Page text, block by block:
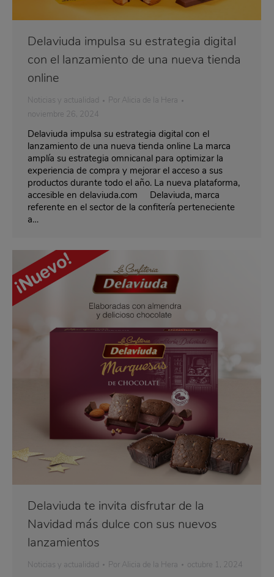
Delaviuda impulsa su estrategia digital
con el lanzamiento de una nueva tienda
online
Noticias y actualidad Por Alicia de la Hera
noviembre 26, 2024
Delaviuda impulsa su estrategia digital con el
lanzamiento de una nueva tienda online La marca
amplía su estrategia omnicanal para optimizar la
experiencia de compra y mejorar el acceso a sus
productos durante todo el año. La nueva plataforma,
accesible en delaviuda.com Delaviuda, marca
referente en el sector de la confitería perteneciente
a…
Delaviuda te invita disfrutar de la
Navidad más dulce con sus nuevos
lanzamientos
Noticias y actualidad Por Alicia de la Hera octubre 1, 2024